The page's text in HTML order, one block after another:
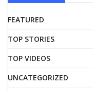
FEATURED
TOP STORIES
TOP VIDEOS
UNCATEGORIZED